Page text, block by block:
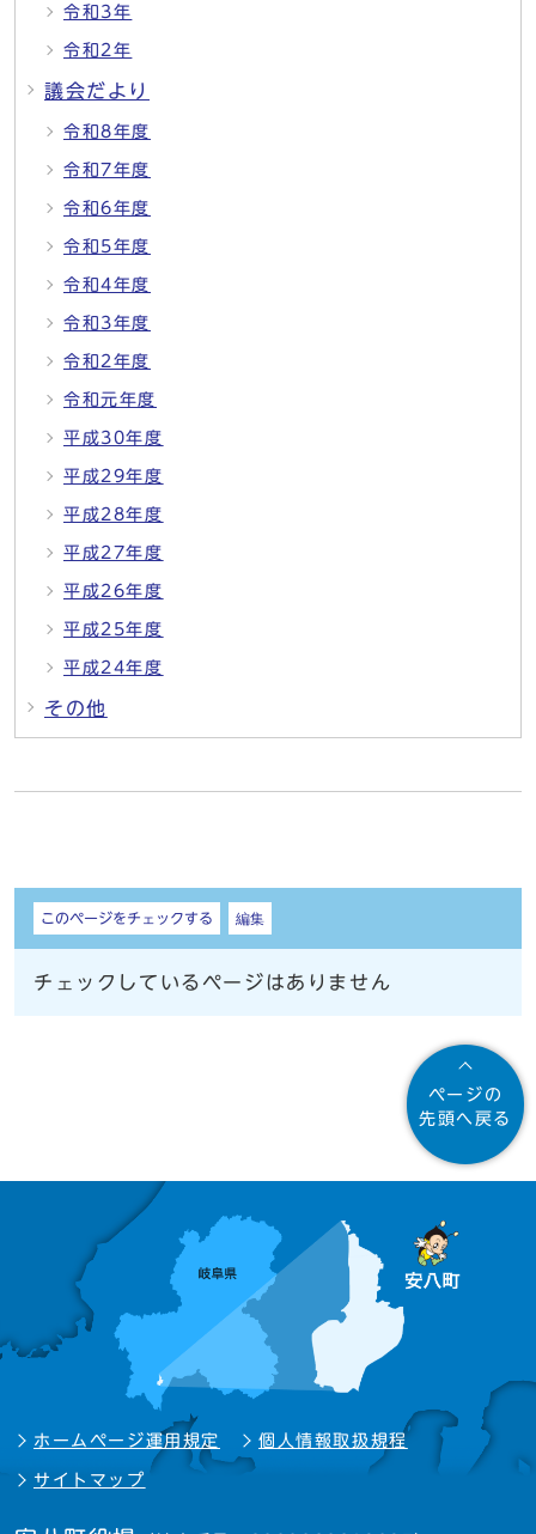
令和3年
令和2年
議会だより
令和8年度
令和7年度
令和6年度
令和5年度
令和4年度
令和3年度
令和2年度
令和元年度
平成30年度
平成29年度
平成28年度
平成27年度
平成26年度
平成25年度
平成24年度
その他
しおり
このページをチェックする 編集
チェックしているページはありません
ページの
先頭へ戻る
ホームページ運用規定 個人情報取扱規程
サイトマップ